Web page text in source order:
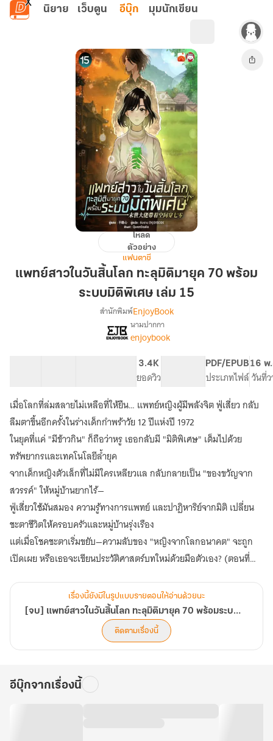
ข้ามไปยังเนื้อหาหลัก
นิยาย เว็บตูน อีบุ๊ก มุมนักเขียน
แพทย์
ใน
สิ้น
มา
70
พร้อม
ระบบ
มิติ
พิเศษ
เล่ม
15
โหลด
ตัวอย่าง
แฟนตาซี
แพทย์สาวในวันสิ้นโลก ทะลุมิติมายุค 70 พร้อม
ระบบมิติพิเศษ เล่ม 15
เรื่อง [จบ]
แพทย์
สาว
ใน
วัน
สิ้น
โลก
ทะลุ
มิติ
มา
พร้อม
มิติ
พิเศษ
สำนักพิมพ์EnjoyBook
นามปากกา
enjoybook
3.4K
ยอดวิว
PDF/EPUB
ประเภทไฟล์
16 พ
วันที่
เมื่อโลกที่ล่มสลายไม่เหลือที่ให้ยืน… แพทย์หญิงผู้มีพลังจิต ฟู่เสี่ยว กลับ
ลืมตาขึ้นอีกครั้งในร่างเด็กกำพร้าวัย 12 ปีแห่งปี 1972
ในยุคที่แค่ "มีข้าวกิน" ก็ถือว่าหรู เธอกลับมี "มิติพิเศษ" เต็มไปด้วย
ทรัพยากรและเทคโนโลยีล้ำยุค
จากเด็กหญิงตัวเล็กที่ไม่มีใครเหลียวแล กลับกลายเป็น "ของขวัญจาก
สวรรค์" ให้หมู่บ้านยากไร้—
ฟู่เสี่ยวใช้มันสมอง ความรู้ทางการแพทย์ และปาฏิหาริย์จากมิติ เปลี่ยน
ชะตาชีวิตให้ครอบครัวและหมู่บ้านรุ่งเรือง
แต่เมื่อโชคชะตาเริ่มขยับ—ความลับของ "หญิงจากโลกอนาคต" จะถูก
เปิดเผย หรือเธอจะเขียนประวัติศาสตร์บทใหม่ด้วยมือตัวเอง? (ตอนที่
เรื่องนี้ยังมีในรูปแบบรายตอนให้อ่านด้วยนะ
[จบ] แพทย์สาวในวันสิ้นโลก ทะลุมิติมายุค 70 พร้อมระบบมิติพิเศษ
ติดตามเรื่องนี้
อีบุ๊กจากเรื่องนี้